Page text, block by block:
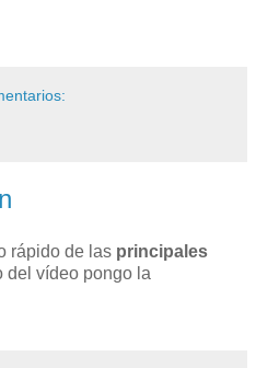
rápido de las principales
del vídeo pongo la